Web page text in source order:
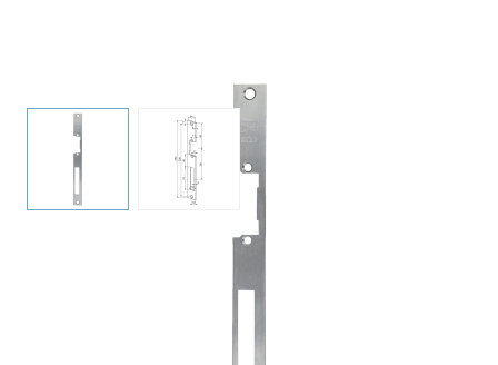
View larger imageView larger image
inkl. 19% MwSt.